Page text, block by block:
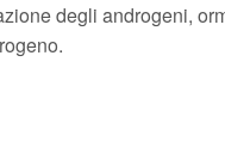
degli androgeni,